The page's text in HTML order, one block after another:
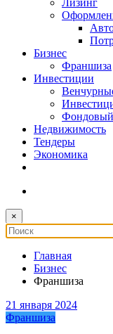
Бизнес
Франшиза
Инвестиции
Недвижимость
Тендеры
Экономика
×
Главная
Бизнес
Франшиза
21 января 2024
Франшиза